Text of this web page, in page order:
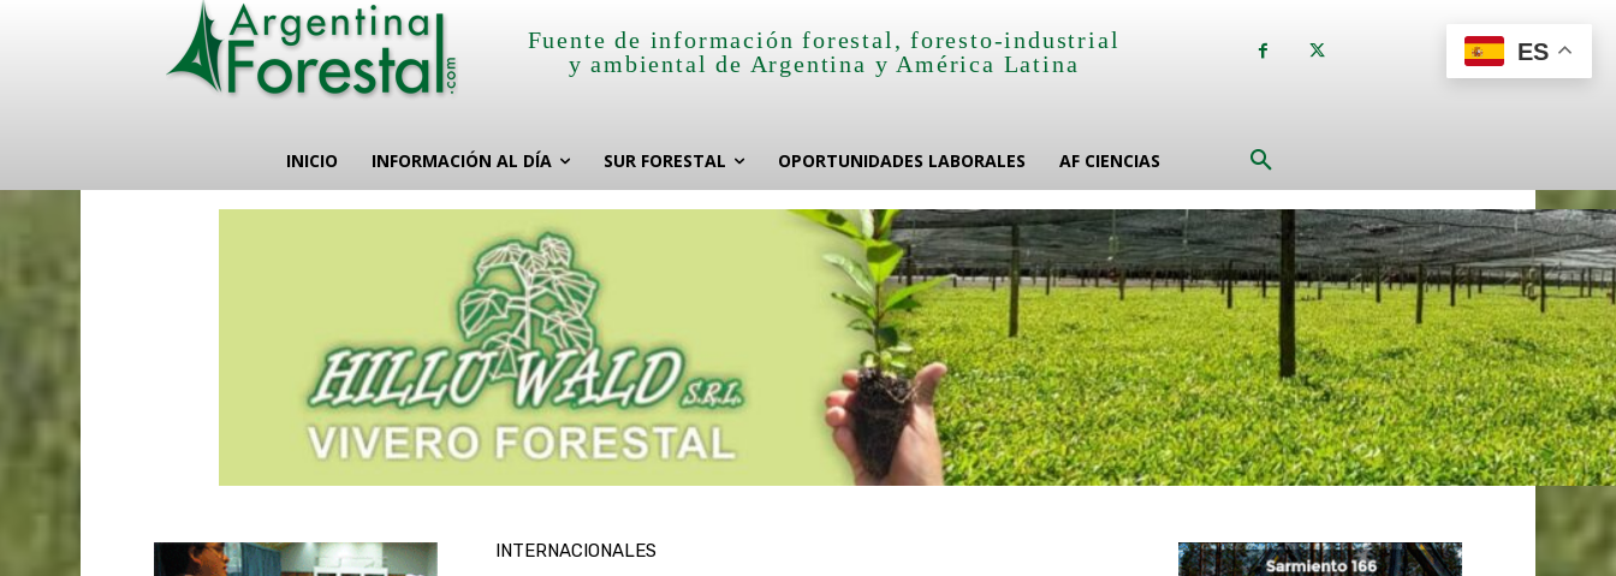
Fuente de información forestal, foresto-industrial
y ambiental de Argentina y América Latina
INICIO INFORMACIÓN AL DÍA SUR FORESTAL OPORTUNIDADES LABORALES AF CIENCIAS
INTERNACIONALES
ES